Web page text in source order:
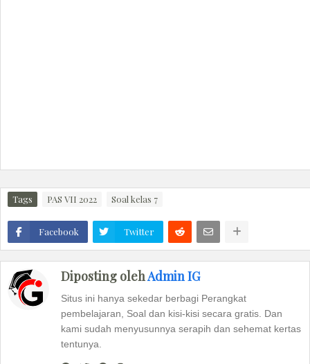
Tags PAS VII 2022 Soal kelas 7
Facebook Twitter
Diposting olehAdmin IG
Situs ini hanya sekedar berbagi Perangkat
pembelajaran, Soal dan kisi-kisi secara gratis. Dan
kami sudah menyusunnya serapih dan sehemat kertas
tentunya.